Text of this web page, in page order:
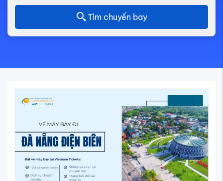
Tìm chuyến bay